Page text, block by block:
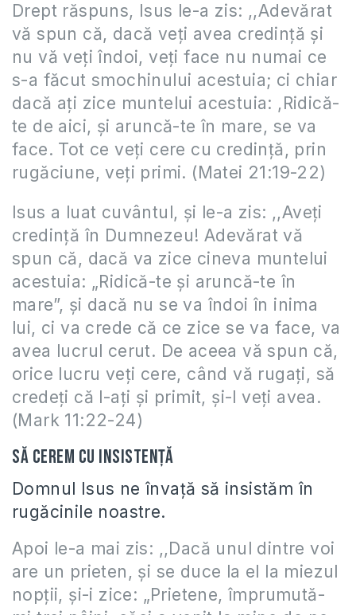
Drept răspuns, Isus le-a zis: ,,Adevărat
vă spun că, dacă veţi avea credinţă şi
nu vă veţi îndoi, veţi face nu numai ce
s-a făcut smochinului acestuia; ci chiar
dacă aţi zice muntelui acestuia: ,Ridică-
te de aici, şi aruncă-te în mare, se va
face. Tot ce veţi cere cu credinţă, prin
rugăciune, veţi primi. (Matei 21:19-22)
Isus a luat cuvântul, şi le-a zis: ,,Aveţi
credinţă în Dumnezeu! Adevărat vă
spun că, dacă va zice cineva muntelui
acestuia: „Ridică-te şi aruncă-te în
mare”, şi dacă nu se va îndoi în inima
lui, ci va crede că ce zice se va face, va
avea lucrul cerut. De aceea vă spun că,
orice lucru veţi cere, când vă rugaţi, să
credeţi că l-aţi şi primit, şi-l veţi avea.
(Mark 11:22-24)
Să cerem cu insistenţă
Domnul Isus ne învaţă să insistăm în
rugăcinile noastre.
Apoi le-a mai zis: ,,Dacă unul dintre voi
are un prieten, şi se duce la el la miezul
nopţii, şi-i zice: „Prietene, împrumută-